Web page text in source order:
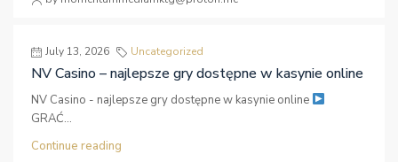
July 13, 2026 Uncategorized
NV Casino – najlepsze gry dostępne w kasynie online
NV Casino - najlepsze gry dostępne w kasynie online
GRAĆ...
Continue reading